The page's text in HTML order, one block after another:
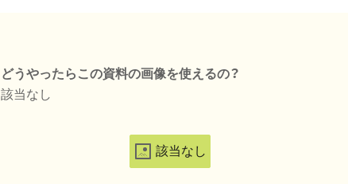
どうやったらこの資料の画像を使えるの？
該当なし
該当なし